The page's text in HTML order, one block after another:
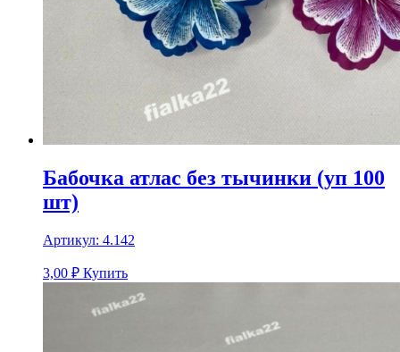
Бабочка атлас без тычинки (уп 100
шт)
Артикул: 4.142
3,00 ₽ Купить